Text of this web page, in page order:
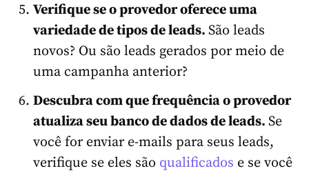
Verifique se o provedor oferece uma
variedade de tipos de leads. São leads
novos? Ou são leads gerados por meio de
uma campanha anterior?
Descubra com que frequência o provedor
atualiza seu banco de dados de leads. Se
você for enviar e-mails para seus leads,
verifique se eles são qualificados e se você